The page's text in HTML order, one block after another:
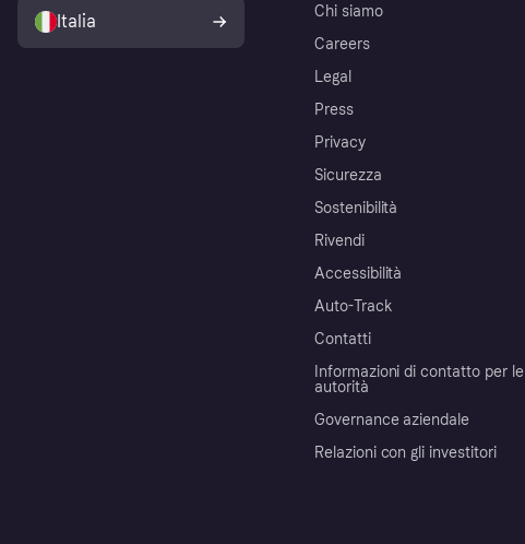
Chi siamo
Careers
Legal
Press
Privacy
Sicurezza
Sostenibilità
Rivendi
Accessibilità
Auto-Track
Contatti
Informazioni di contatto per le
autorità
Governance aziendale
Relazioni con gli investitori
Italia